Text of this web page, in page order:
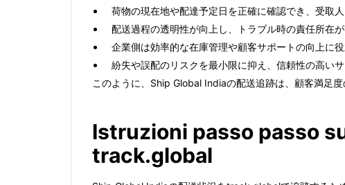
荷物の現在地や配達予定日を正確に確認でき、受取
配送過程の透明性が向上し、トラブル時の責任所在が
企業側は効率的な在庫管理や顧客サポートの向上に役
紛失や誤配のリスクを最小限に抑え、信頼性の高い
このように、Ship Global Indiaの配送追跡は、顧客満足
Istruzioni passo passo
track.global